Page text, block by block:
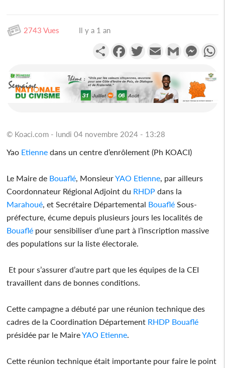
2743 Vues Il y a 1 an
PartagerFacebookTwitterEmail Gmail
© Koaci.com - lundi 04 novembre 2024 - 13:28
Yao Etienne dans un centre d’enrôlement (Ph KOACI)
Le Maire de Bouaflé, MonsieurYAO Etienne, par ailleurs
Coordonnateur Régional Adjoint du RHDP dans la
Marahoué, et Secrétaire Départemental Bouaflé Sous-
préfecture, écume depuis plusieurs jours les localités de
Bouaflé pour sensibiliser d’une part à l’inscription massive
des populations sur la liste électorale.
Et pour s’assurer d’autre part que les équipes de la CEI
travaillent dans de bonnes conditions.
Cette campagne a débuté par une réunion technique des
cadres de la Coordination Département RHDP Bouaflé
présidée par le MaireYAO Etienne.
Cette réunion technique était importante pour faire le point